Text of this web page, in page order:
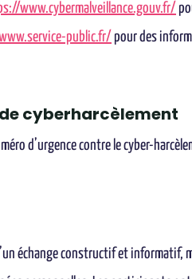
www.cybermalveillance.gouv.fr/
public.fr/ pour des
cyberharcèlement
d’urgence contre le cyber-
échange constructif et